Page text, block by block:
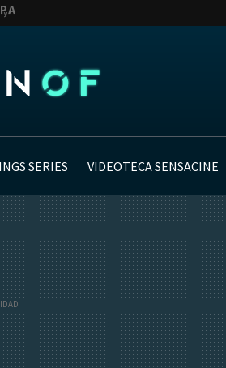
SERIES VIDEOTECA SENSACINE